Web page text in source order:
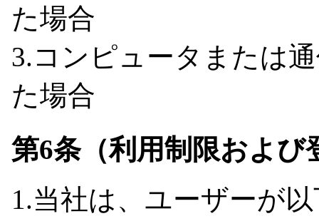
た場合
3.コンピュータまたは
た場合
第6条（利用制限および
1.当社は、ユーザーが